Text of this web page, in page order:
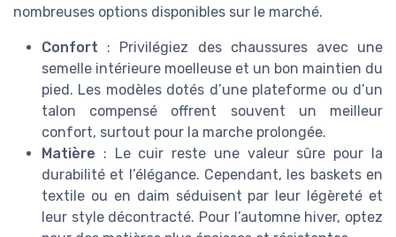
nombreuses options disponibles sur le marché.
Confort : Privilégiez des chaussures avec une
semelle intérieure moelleuse et un bon maintien du
pied. Les modèles dotés d’une plateforme ou d’un
talon compensé offrent souvent un meilleur
confort, surtout pour la marche prolongée.
Matière : Le cuir reste une valeur sûre pour la
durabilité et l’élégance. Cependant, les baskets en
textile ou en daim séduisent par leur légèreté et
leur style décontracté. Pour l’automne hiver, optez